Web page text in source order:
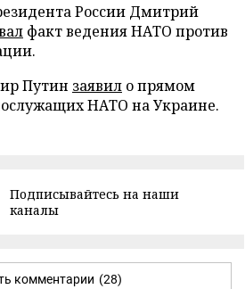
России Дмитрий
факт ведения НАТО против
Путин заявил о прямом
НАТО на Украине.
Подписывайтесь на наши
каналы
комментарии (28)